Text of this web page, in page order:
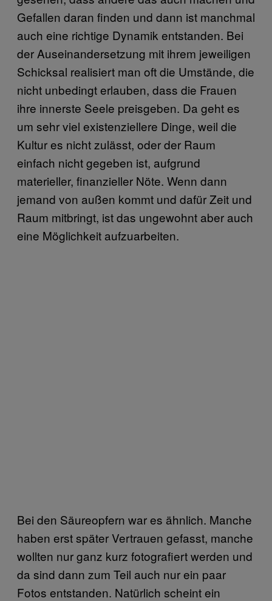
Gefallen daran finden und dann ist manchmal
auch eine richtige Dynamik entstanden. Bei
der Auseinandersetzung mit ihrem jeweiligen
Schicksal realisiert man oft die Umstände, die
nicht unbedingt erlauben, dass die Frauen
ihre innerste Seele preisgeben. Da geht es
um sehr viel existenziellere Dinge, weil die
Kultur es nicht zulässt, oder der Raum
einfach nicht gegeben ist, aufgrund
materieller, finanzieller Nöte. Wenn dann
jemand von außen kommt und dafür Zeit und
Raum mitbringt, ist das ungewohnt aber auch
eine Möglichkeit aufzuarbeiten.
Bei den Säureopfern war es ähnlich. Manche
haben erst später Vertrauen gefasst, manche
wollten nur ganz kurz fotografiert werden und
da sind dann zum Teil auch nur ein paar
Fotos entstanden. Natürlich scheint ein